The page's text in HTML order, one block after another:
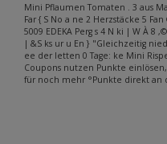
Mini Pflaumen Tomaten . 3 aus
Far { S No a ne 2 Herzstäcke 5
5009 EDEKA Perg s 4 N ki | W À 8
| &S ks ur u En } "Gleichzeitig
ee der letten 0 Tage: ke Mini
Coupons nutzen Punkte
für noch mehr °Punkte direkt an